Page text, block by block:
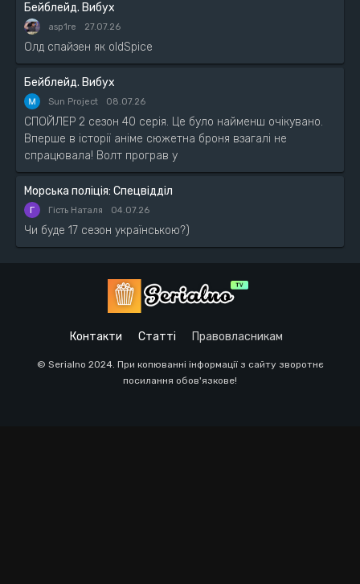
Бейблейд. Вибух
asp1re 27.07.26
Олд спайзен як oldSpice
Бейблейд. Вибух
Sun Project 08.07.26
СПОЙЛЕР 2 сезон 40 серія. Це було найменш очікувано.
Вперше в історії аніме сюжетна броня взагалі не
спрацювала! Волт програв у
Морська поліція: Спецвідділ
Г Гість Наталя 04.07.26
Чи буде 17 сезон українською?)
Контакти Статті Правовласникам
© Serialno 2024. При копюванні інформації з сайту зворотнє
посилання обов'язкове!